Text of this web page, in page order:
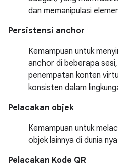
dan memanipulasi
Persistensi anchor
Kemampuan untuk
anchor di beberapa
penempatan konten
konsisten dalam
Pelacakan objek
Kemampuan untuk
objek lainnya di dunia
Pelacakan Kode QR